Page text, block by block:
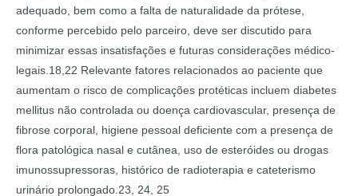
adequado, bem como a falta de naturalidade da prótese,
conforme percebido pelo parceiro, deve ser discutido para
minimizar essas insatisfações e futuras considerações médico-
legais.18,22 Relevante fatores relacionados ao paciente que
aumentam o risco de complicações protéticas incluem diabetes
mellitus não controlada ou doença cardiovascular, presença de
fibrose corporal, higiene pessoal deficiente com a presença de
flora patológica nasal e cutânea, uso de esteróides ou drogas
imunossupressoras, histórico de radioterapia e cateterismo
urinário prolongado.23, 24, 25